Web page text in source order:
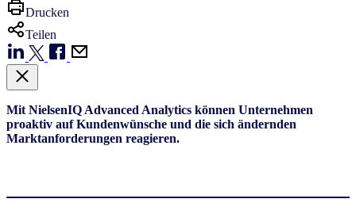
Drucken
Teilen
Mit NielsenIQ Advanced Analytics können Unternehmen
proaktiv auf Kundenwünsche und die sich ändernden
Marktanforderungen reagieren.